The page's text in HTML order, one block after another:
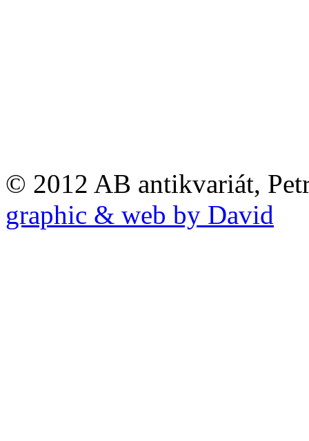
© 2012 AB antikvariát,
graphic & web by David